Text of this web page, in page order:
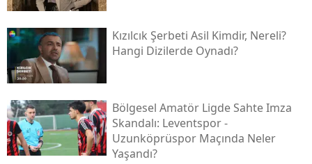
Kızılcık Şerbeti Asil Kimdir, Nereli?
Hangi Dizilerde Oynadı?
Bölgesel Amatör Ligde Sahte Imza
Skandalı: Leventspor -
Uzunköprüspor Maçında Neler
Yaşandı?